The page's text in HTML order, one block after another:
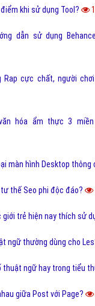
khi sử dụng Tool?
dẫn sử dụng
cực chất, người chơi
hóa ẩm thực 3
màn hình Desktop thông
thế Seo phi độc đáo?
giới trẻ hiện nay thích sử
ngữ thường dùng cho
thuật ngữ hay trong tiểu
giữa Post với Page?